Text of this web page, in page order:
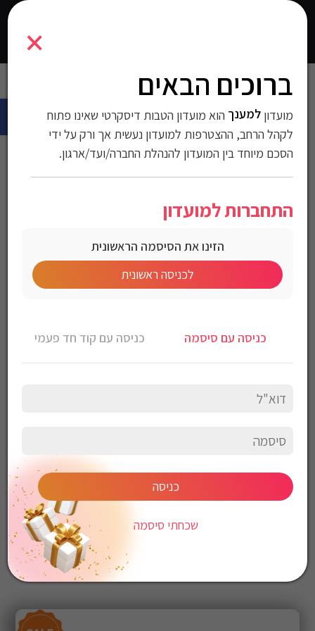
×
ברוכים הבאים
מועדוןלמענך הוא מועדון הטבות דיסקרטי שאינו פתוח
לקהל הרחב, ההצטרפות למועדון נעשית אך ורק על ידי
הסכם מיוחד בין המועדון להנהלת החברה/ועד/ארגון.
התחברות למועדון
הזינו את הסיסמה הראשונית
לכניסה ראשונית
כניסה עם סיסמה כניסה עם קוד חד פעמי
כניסה
שכחתי סיסמה
7291044135794
>בית וגן > מנורת שולחן 8W CAORLE עם טעינה אלחוטית
מנורת שולחן 8W CAORLE
עם טעינה אלחוטית
מחיר לחברי מועדון
עוצמת תאורה- 8W
כיבוי והדלקה ע”י הזזת יד (ימינה/שמאלה) מול חיישן
בחירת עוצמת תאורה ע”י דימר
מידה: 130X65X480 מ”מ